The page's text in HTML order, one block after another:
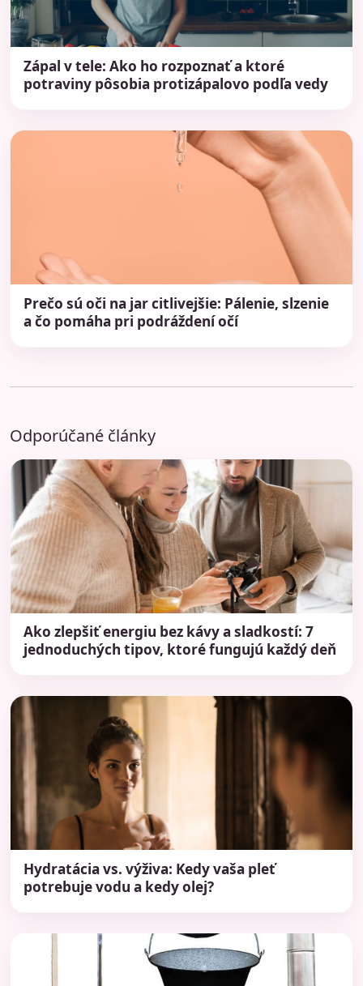
Zápal v tele: Ako ho rozpoznať a ktoré
potraviny pôsobia protizápalovo podľa vedy
Prečo sú oči na jar citlivejšie: Pálenie, slzenie
a čo pomáha pri podráždení očí
Odporúčané články
Ako zlepšiť energiu bez kávy a sladkostí: 7
jednoduchých tipov, ktoré fungujú každý deň
Hydratácia vs. výživa: Kedy vaša pleť
potrebuje vodu a kedy olej?